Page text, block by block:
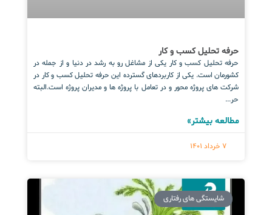
حرفه تحلیل کسب و کار
حرفه تحلیل کسب و کار یکی از مشاغل رو به رشد در دنیا و از جمله در
کشورمان است. یکی از کاربردهای گسترده این حرفه تحلیل کسب و کار در
شرکت های پروژه محور و در تعامل با پروژه ها و مدیران پروژه است.البته
حر...
مطالعه بیشتر»
7 خرداد 1401
شایستگی های رفتاری